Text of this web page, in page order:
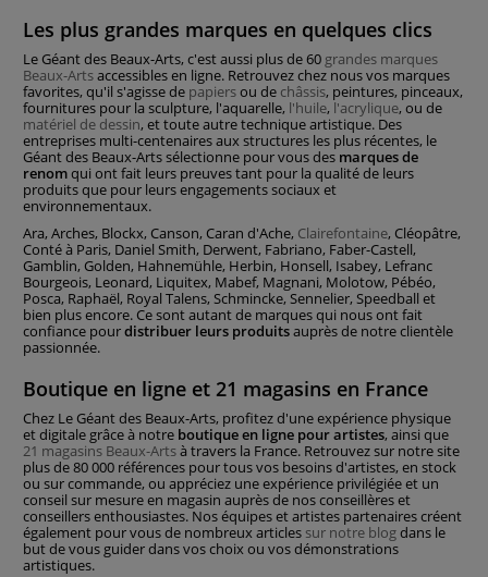
Les plus grandes marques en quelques clics
Le Géant des Beaux-Arts, c'est aussi plus de 60 grandes marques
Beaux-Artsaccessibles en ligne. Retrouvez chez nous vos marques
favorites, qu'il s'agisse de papiersou de châssis, peintures, pinceaux,
fournitures pour la sculpture, l'aquarelle, l'huile, l'acrylique, ou de
matériel de dessin, et toute autre technique artistique. Des
entreprises multi-centenaires aux structures les plus récentes, le
Géant des Beaux-Arts sélectionne pour vous des marques de
renomqui ont fait leurs preuves tant pour la qualité de leurs
produits que pour leurs engagements sociaux et
environnementaux.
Ara, Arches, Blockx, Canson, Caran d'Ache, Clairefontaine, Cléopâtre,
Conté à Paris, Daniel Smith, Derwent, Fabriano, Faber-Castell,
Gamblin, Golden, Hahnemühle, Herbin, Honsell, Isabey, Lefranc
Bourgeois, Leonard, Liquitex, Mabef, Magnani, Molotow, Pébéo,
Posca, Raphaël, Royal Talens, Schmincke, Sennelier, Speedball et
bien plus encore. Ce sont autant de marques qui nous ont fait
confiance pourdistribuer leurs produitsauprès de notre clientèle
passionnée.
Boutique en ligne et 21 magasins en France
Chez Le Géant des Beaux-Arts, profitez d'une expérience physique
et digitale grâce à notre boutique en ligne pour artistes, ainsi que
21 magasins Beaux-Artsà travers la France. Retrouvez sur notre site
plus de 80 000 références pour tous vos besoins d'artistes, en stock
ou sur commande, ou appréciez une expérience privilégiée et un
conseil sur mesure en magasin auprès de nos conseillères et
conseillers enthousiastes. Nos équipes et artistes partenaires créent
également pour vous de nombreux articles sur notre blogdans le
but de vous guider dans vos choix ou vos démonstrations
artistiques.